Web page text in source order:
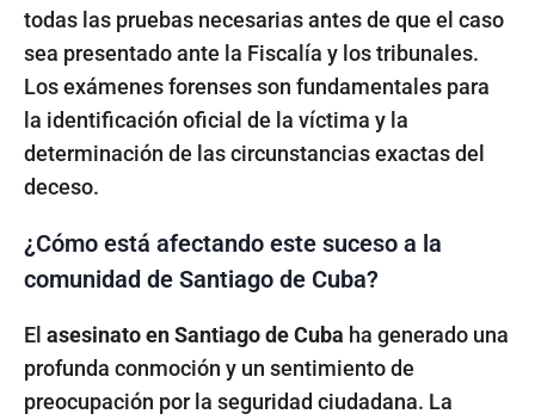
todas las pruebas necesarias antes de que el caso
sea presentado ante la Fiscalía y los tribunales.
Los exámenes forenses son fundamentales para
la identificación oficial de la víctima y la
determinación de las circunstancias exactas del
deceso.
¿Cómo está afectando este suceso a la
comunidad de Santiago de Cuba?
El asesinato en Santiago de Cuba ha generado una
profunda conmoción y un sentimiento de
preocupación por la seguridad ciudadana. La